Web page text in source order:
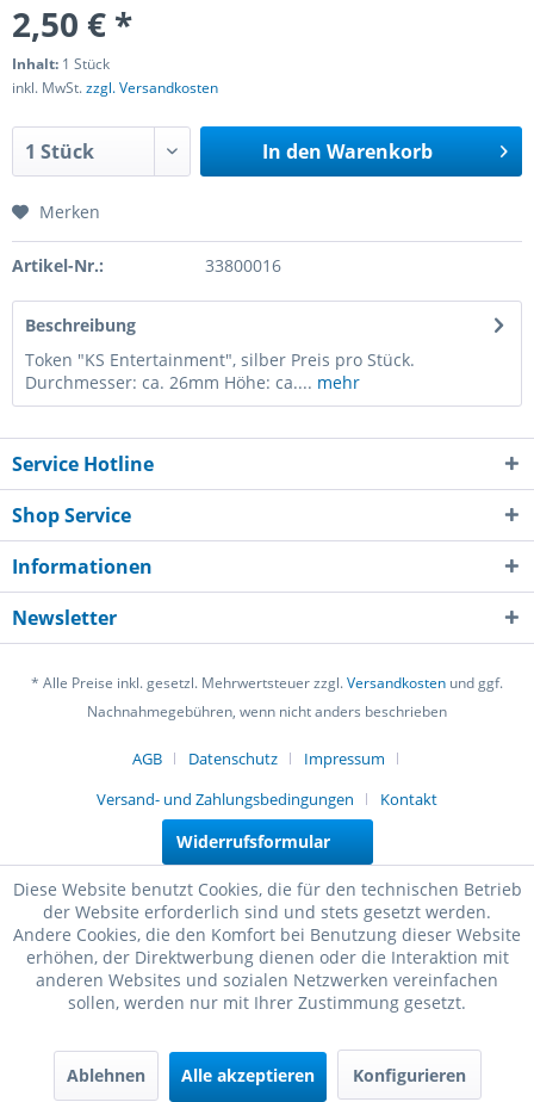
2,50 € *
Inhalt: 1 Stück
inkl. MwSt.zzgl. Versandkosten
In den Warenkorb
Merken
Artikel-Nr.: 33800016
Beschreibung
Token "KS Entertainment", silber Preis pro Stück.
Durchmesser: ca. 26mm Höhe: ca.... mehr
Service Hotline
Shop Service
Informationen
Newsletter
* Alle Preise inkl. gesetzl. Mehrwertsteuer zzgl.Versandkosten und ggf.
Nachnahmegebühren, wenn nicht anders beschrieben
AGB Datenschutz
Impressum
Versand- und Zahlungsbedingungen
Kontakt
Widerrufsformular
Diese Website benutzt Cookies, die für den technischen Betrieb
der Website erforderlich sind und stets gesetzt werden.
Andere Cookies, die den Komfort bei Benutzung dieser Website
erhöhen, der Direktwerbung dienen oder die Interaktion mit
anderen Websites und sozialen Netzwerken vereinfachen
sollen, werden nur mit Ihrer Zustimmung gesetzt.
Ablehnen Alle akzeptieren Konfigurieren